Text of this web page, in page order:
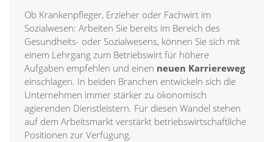
Ob Krankenpfleger, Erzieher oder Fachwirt im
Sozialwesen: Arbeiten Sie bereits im Bereich des
Gesundheits- oder Sozialwesens, können Sie sich mit
einem Lehrgang zum Betriebswirt für höhere
Aufgaben empfehlen und einen neuen Karriereweg
einschlagen. In beiden Branchen entwickeln sich die
Unternehmen immer stärker zu ökonomisch
agierenden Dienstleistern. Für diesen Wandel stehen
auf dem Arbeitsmarkt verstärkt betriebswirtschaftliche
Positionen zur Verfügung.